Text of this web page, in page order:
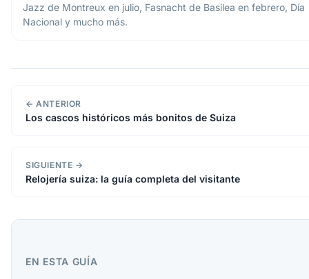
Jazz de Montreux en julio, Fasnacht de Basilea en febrero, Día
Nacional y mucho más.
← ANTERIOR
Los cascos históricos más bonitos de Suiza
SIGUIENTE →
Relojería suiza: la guía completa del visitante
EN ESTA GUÍA